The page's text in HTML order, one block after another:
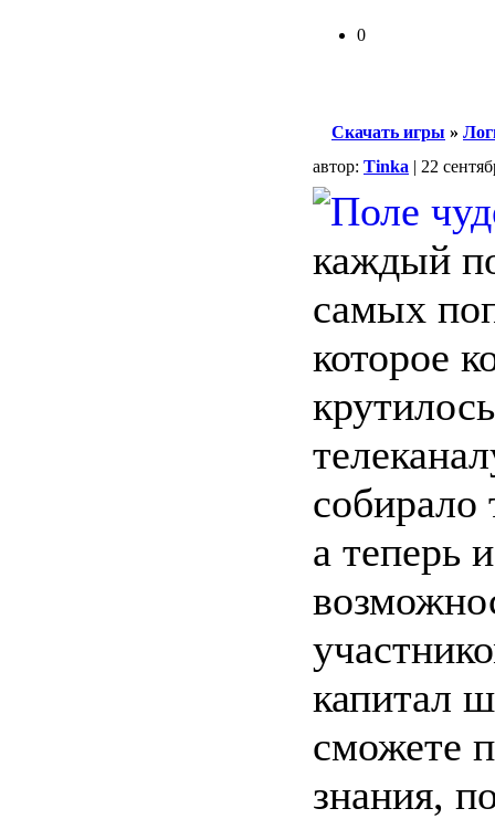
0
Скачать игры »
автор: Tinka | 22
каждый
самых
которое
собирало
а теперь
капитал
сможете
знания,